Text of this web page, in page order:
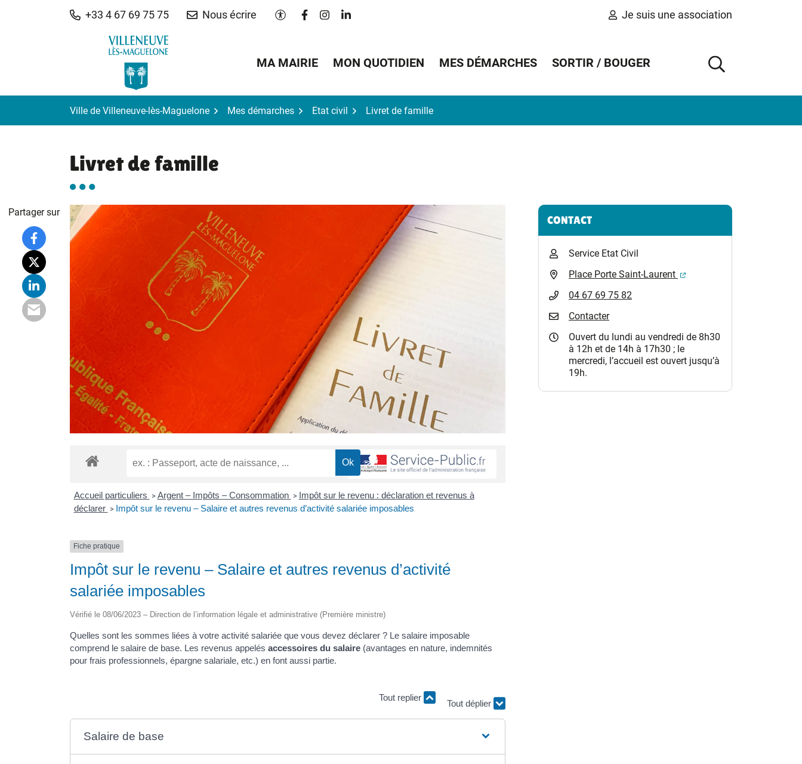
+33 4 67 69 75 75 Nous écrire Paramètres d'accessibilité
Lien vers le compte Facebook
Lien vers le compte Instagram
Lien vers le compte Linkedin Je suis une association
MA MAIRIE MON QUOTIDIEN MES DÉMARCHES SORTIR / BOUGER
AFFICHER
Ville de Villeneuve-lès-Maguelone Mes démarches Etat civil Livret de famille
Livret de famille
Accueil particuliers > Argent – Impôts – Consommation > Impôt sur le revenu : déclaration et revenus à
déclarer > Impôt sur le revenu – Salaire et autres revenus d’activité salariée imposables
Fiche pratique
Impôt sur le revenu – Salaire et autres revenus d’activité
salariée imposables
Vérifié le 08/06/2023 – Direction de l’information légale et administrative (Première ministre)
Quelles sont les sommes liées à votre activité salariée que vous devez déclarer ? Le salaire imposable
comprend le salaire de base. Les revenus appelés accessoires du salaire (avantages en nature, indemnités
pour frais professionnels, épargne salariale, etc.) en font aussi partie.
Tout replier
Salaire de base
Partager sur Informations complémentaires
CONTACT
Service Etat Civil
Place Porte Saint-Laurent
(ouverture dans un nouvel
04 67 69 75 82
Contacter
Ouvert du lundi au vendredi de 8h30
à 12h et de 14h à 17h30 ; le
mercredi, l’accueil est ouvert jusqu’à
19h.